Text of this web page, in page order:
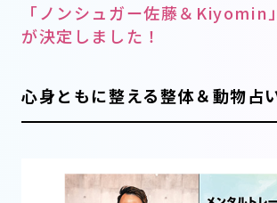
「ノンシュガー佐藤＆Kiyomin
が決定しました！
心身ともに整える整体＆動物占